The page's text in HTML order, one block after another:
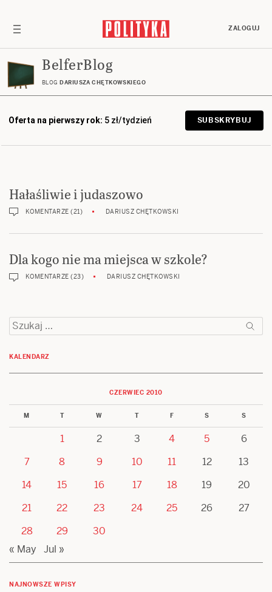
ZALOGUJ
BelferBlog
BLOG DARIUSZA CHĘTKOWSKIEGO
Oferta na pierwszy rok: 5 zł/tydzień SUBSKRYBUJ
Hałaśliwie i judaszowo
KOMENTARZE (21) DARIUSZ CHĘTKOWSKI
Dla kogo nie ma miejsca w szkole?
KOMENTARZE (23) DARIUSZ CHĘTKOWSKI
Szukaj:
KALENDARZ
CZERWIEC 2010
M T W T F S S
1 2 3 4 5
6
7
8 9 10 11 12
13
14
15 16 17 18 19
20
21
22 23 24 25 26
27
28
29
30
« May
Jul »
NAJNOWSZE WPISY